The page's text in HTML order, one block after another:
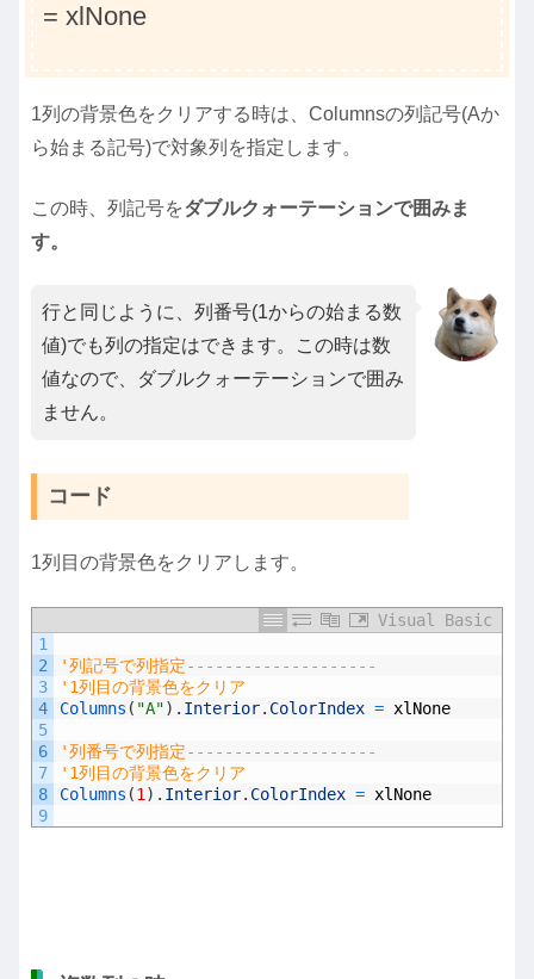
= xlNone
1列の背景色をクリアする時は、Columnsの列記号(Aか
ら始まる記号)で対象列を指定します。
この時、列記号をダブルクォーテーションで囲みま
す。
行と同じように、列番号(1からの始まる数
値)でも列の指定はできます。この時は数
値なので、ダブルクォーテーションで囲み
ません。
コード
1列目の背景色をクリアします。
Visual Basic
1
2
3
4
5
6
7
8
9
'列記号で列指定--------------------
'1列目の背景色をクリア
Columns ( "A") . Interior. ColorIndex = xlNone
'列番号で列指定--------------------
'1列目の背景色をクリア
Columns (1 ) . Interior. ColorIndex = xlNone